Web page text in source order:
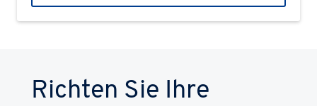
Richten Sie Ihre